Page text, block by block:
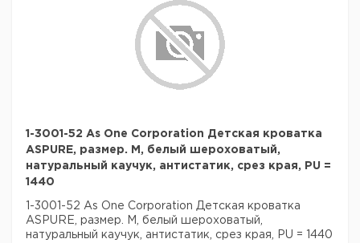
1-3001-52 As One Corporation Детская кроватка
ASPURE, размер. M, белый шероховатый,
натуральный каучук, антистатик, срез края, PU =
1440
1-3001-52 As One Corporation Детская кроватка
ASPURE, размер. M, белый шероховатый,
натуральный каучук, антистатик, срез края, PU = 1440